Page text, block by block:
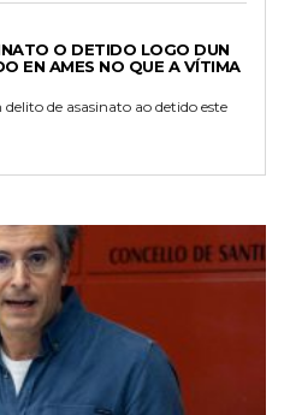
O DETIDO LOGO DUN
EN AMES NO QUE A VÍTIMA
de asasinato ao detido este